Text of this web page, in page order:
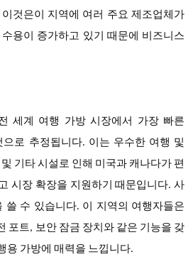
것은이 지역에 여러 주요 제조업체가
용이 증가하고 있기 때문에 비즈니스
세계 여행 가방 시장에서 가장 빠른
으로 추정됩니다. 이는 우수한 여행 및
기타 시설로 인해 미국과 캐나다가 편
시장 확장을 지원하기 때문입니다. 사
쓸 수 있습니다. 이 지역의 여행자들은
포트, 보안 잠금 장치와 같은 기능을 갖
용 가방에 매력을 느낍니다.